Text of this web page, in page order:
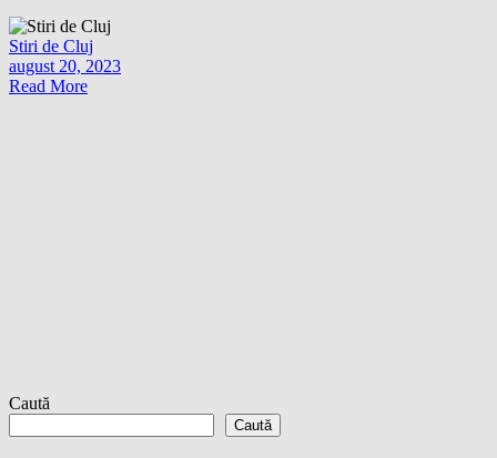
Stiri de Cluj
august 20, 2023
Read More
Caută
Caută